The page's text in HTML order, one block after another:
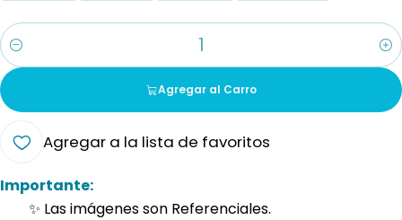
Cantidad
Agregar al Carro
Agregar a la lista de favoritos
Importante:
✨ Las imágenes son Referenciales.